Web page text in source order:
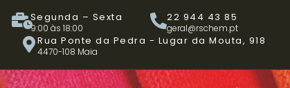
Segunda – Sexta
9:00 às 18:00
22 944 43 85
geral@rschem.pt
Rua Ponte da Pedra - Lugar da Mouta, 918
4470-108 Maia